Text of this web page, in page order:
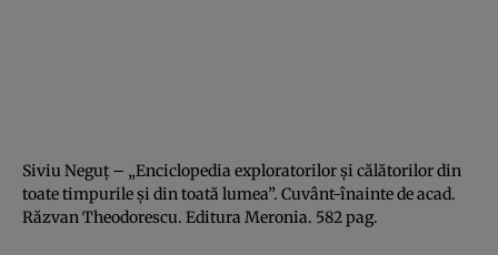
Siviu Neguţ – „Enciclopedia exploratorilor şi călătorilor din
toate timpurile şi din toată lumea”. Cuvânt-înainte de acad.
Răzvan Theodorescu. Editura Meronia. 582 pag.